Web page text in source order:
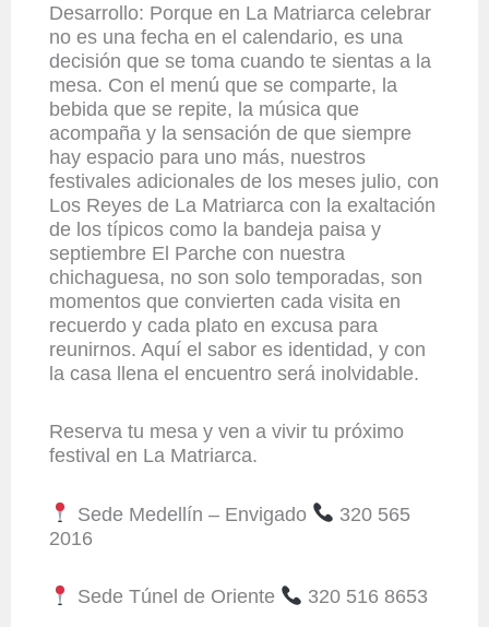
Desarrollo: Porque en La Matriarca celebrar
no es una fecha en el calendario, es una
decisión que se toma cuando te sientas a la
mesa. Con el menú que se comparte, la
bebida que se repite, la música que
acompaña y la sensación de que siempre
hay espacio para uno más, nuestros
festivales adicionales de los meses julio, con
Los Reyes de La Matriarca con la exaltación
de los típicos como la bandeja paisa y
septiembre El Parche con nuestra
chichaguesa, no son solo temporadas, son
momentos que convierten cada visita en
recuerdo y cada plato en excusa para
reunirnos. Aquí el sabor es identidad, y con
la casa llena el encuentro será inolvidable.
Reserva tu mesa y ven a vivir tu próximo
festival en La Matriarca.
Sede Medellín – Envigado
320 565
2016
Sede Túnel de Oriente 320 516 8653